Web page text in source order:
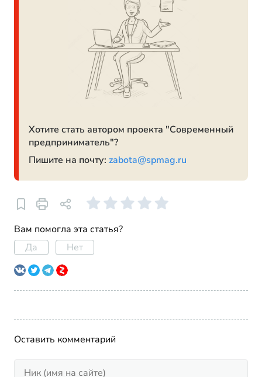
Хотите стать автором проекта "Современный
предприниматель"?
Пишите на почту: zabota@spmag.ru
Вам помогла эта статья?
Да
Нет
Оставить комментарий